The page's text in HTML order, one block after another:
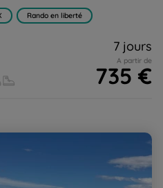
Rando en liberté
7 jours
A partir de
735 €
authentique